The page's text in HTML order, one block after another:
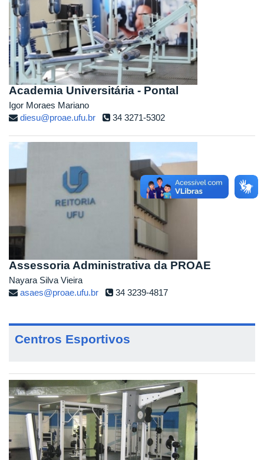
Academia Universitária - Pontal
Igor Moraes Mariano
diesu@proae.ufu.br
34 3271-5302
Assessoria Administrativa da PROAE
Nayara Silva Vieira
asaes@proae.ufu.br
34 3239-4817
Centros Esportivos